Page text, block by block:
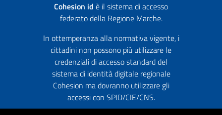
Cohesion id è il sistema di accesso
federato della Regione Marche.
In ottemperanza alla normativa vigente, i
cittadini non possono più utilizzare le
credenziali di accesso standard del
sistema di identità digitale regionale
Cohesion ma dovranno utilizzare gli
accessi con SPID/CIE/CNS.